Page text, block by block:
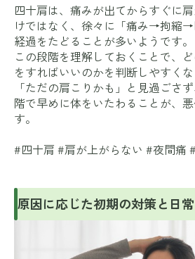
四十肩は、痛みが出てからすぐに
けではなく、徐々に「痛み→拘縮→
経過をたどることが多いようです。
この段階を理解しておくことで、
をすればいいのかを判断しやすくな
「ただの肩こりかも」と見過ごさ
階で早めに体をいたわることが、
す。
#四十肩 #肩が上がらない #夜間痛
原因に応じた初期の対策と日